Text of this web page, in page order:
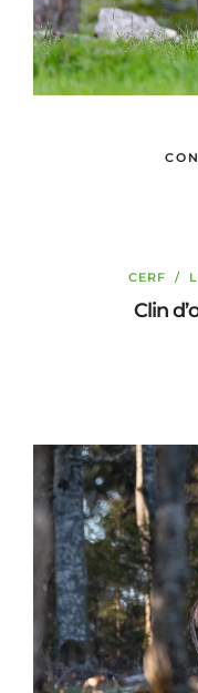
CERF /
Clin